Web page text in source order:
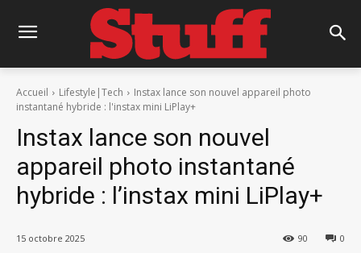
Accueil Lifestyle|Tech
Instax lance son nouvel appareil photo
instantané hybride : l'instax mini LiPlay+
Instax lance son nouvel
appareil photo instantané
hybride : l’instax mini LiPlay+
15 octobre 2025 0
90